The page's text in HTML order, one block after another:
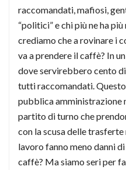
raccomandati, mafiosi,
“politici” e chi più ne ha
crediamo che a rovinare i
va a prendere il caffè? In
dove servirebbero cento
tutti raccomandati.
pubblica
partito di turno che
con la scusa delle
lavoro fanno meno danni
caffè? Ma siamo seri per